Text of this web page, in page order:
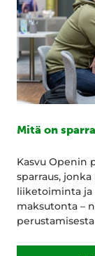
Mitä on
Kasvu Openin
sparraus,
liiketoiminta ja
maksutonta –